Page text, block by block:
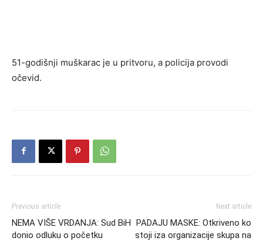
51-godišnji muškarac je u pritvoru, a policija provodi
očevid.
Previous article
NEMA VIŠE VRDANJA: Sud BiH
donio odluku o početku
Next article
PADAJU MASKE: Otkriveno ko
stoji iza organizacije skupa na